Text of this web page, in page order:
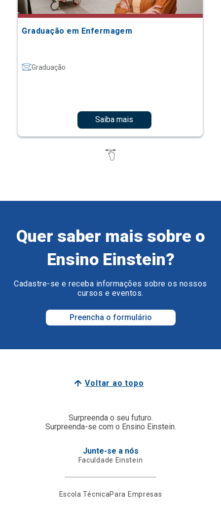
Graduação em Enfermagem
Graduação
Saiba mais
Quer saber mais sobre o
Ensino Einstein?
Cadastre-se e receba informações sobre os nossos
cursos e eventos.
Preencha o formulário
Voltar ao topo
Surpreenda o seu futuro.
Surpreenda-se com o Ensino Einstein.
Junte-se a nós
Faculdade Einstein
Escola TécnicaPara Empresas